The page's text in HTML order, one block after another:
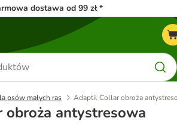
dostawa od 99 zł *
psów małych ras Adaptil Collar obroża
antystresowa